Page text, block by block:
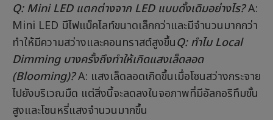
Q: Mini LED แตกต่างจาก LED แบบดั้งเดิมอย่างไร?A:
Mini LED มีไฟแบ็คไลท์ขนาดเล็กกว่าและมีจำนวนมากกว่า
ทำให้มีความสว่างและคอนทราสต์สูงขึ้นQ: ทำไม Local
Dimming บางครั้งถึงทำให้เกิดแสงเล็ดลอด
(Blooming)?A: แสงเล็ดลอดเกิดขึ้นเมื่อโซนสว่างกระจาย
ไปยังบริเวณมืด แต่สิ่งนี้จะลดลงในจอภาพที่มีอัลกอริทึมขั้น
สูงและโซนหรี่แสงจำนวนมากขึ้น